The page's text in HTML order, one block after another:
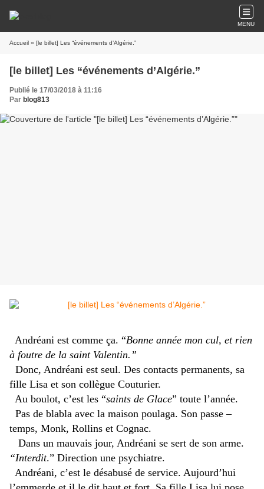
MENU
Accueil » [le billet] Les “événements d’Algérie.”
[le billet] Les “événements d’Algérie.”
Publié le 17/03/2018 à 11:16
Par blog813
Andréani est comme ça. “Bonne année mon cul, et rien
à foutre de la saint Valentin.”
Donc, Andréani est seul. Des contacts permanents, sa
fille Lisa et son collègue Couturier.
Au boulot, c’est les “saints de Glace” toute l’année.
Pas de blabla avec la maison poulaga. Son passe –
temps, Monk, Rollins et Cognac.
Dans un mauvais jour, Andréani se sert de son arme.
“Interdit.” Direction une psychiatre.
Andréani, c’est le désabusé de service. Aujourd’hui